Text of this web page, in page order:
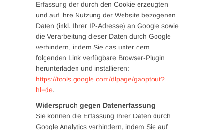
Erfassung der durch den Cookie erzeugten
und auf Ihre Nutzung der Website bezogenen
Daten (inkl. Ihrer IP-Adresse) an Google sowie
die Verarbeitung dieser Daten durch Google
verhindern, indem Sie das unter dem
folgenden Link verfügbare Browser-Plugin
herunterladen und installieren:
https://tools.google.com/dlpage/gaoptout?
hl=de.
Widerspruch gegen Datenerfassung
Sie können die Erfassung Ihrer Daten durch
Google Analytics verhindern, indem Sie auf